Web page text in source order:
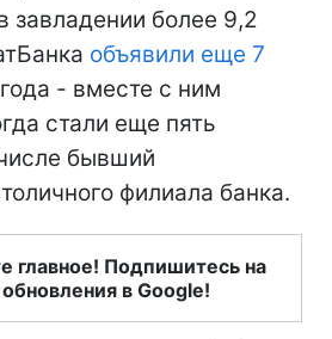
завладении более 9,2
объявили еще 7
- вместе с ним
стали еще пять
бывший
филиала банка.
главное! Подпишитесь на
в Google!